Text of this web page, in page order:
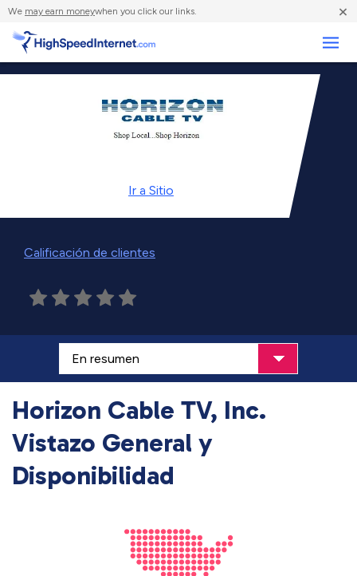
We may earn moneywhen you click our links. ×
Ir a Sitio
Calificación de clientes
Horizon Cable TV, Inc.
Vistazo General y
Disponibilidad